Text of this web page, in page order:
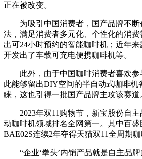
正在被改变。
为吸引中国消费者，国产品牌不断
法，满足消费者多元化、个性化的消
出可24小时预约的智能咖啡机；近年
开发出了车载可充电便携咖啡机等。
此外，由于中国咖啡消费者喜欢参
此能够留出DIY空间的半自动式咖啡机
睐，这也引得一批国产品牌主攻该赛道
2023年双11购物节，新宝股份自主
动咖啡机领域排名全网第一。其中百
BAE02S连续2年夺得天猫双11全周期咖
“企业‘拳头’内销产品就是自主品牌